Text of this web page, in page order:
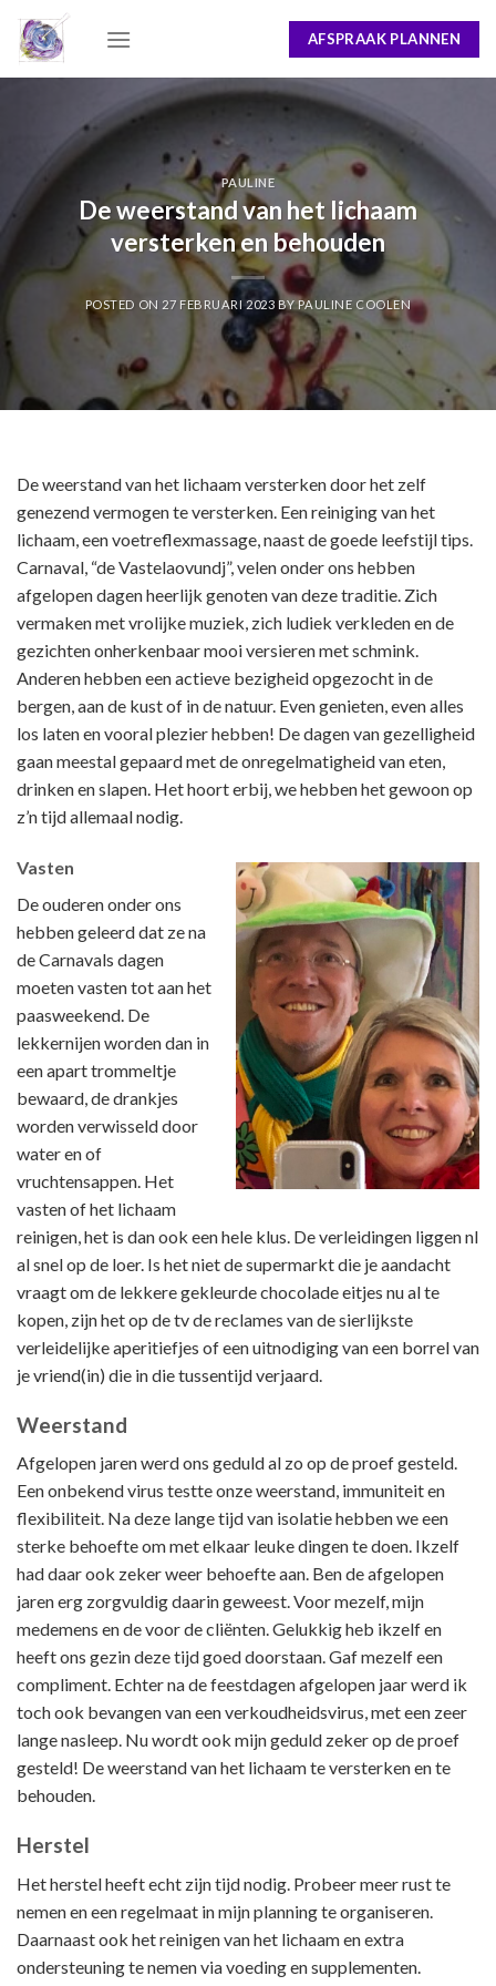
content
AFSPRAAK PLANNEN
PAULINE
De weerstand van het lichaam
versterken en behouden
POSTED ON 27 FEBRUARI 2023 BYPAULINE COOLEN
De weerstand van het lichaam versterken door het zelf
genezend vermogen te versterken. Een reiniging van het
lichaam, een voetreflexmassage, naast de goede leefstijl tips.
Carnaval, “de Vastelaovundj”, velen onder ons hebben
afgelopen dagen heerlijk genoten van deze traditie. Zich
vermaken met vrolijke muziek, zich ludiek verkleden en de
gezichten onherkenbaar mooi versieren met schmink.
Anderen hebben een actieve bezigheid opgezocht in de
bergen, aan de kust of in de natuur. Even genieten, even alles
los laten en vooral plezier hebben! De dagen van gezelligheid
gaan meestal gepaard met de onregelmatigheid van eten,
drinken en slapen. Het hoort erbij, we hebben het gewoon op
z’n tijd allemaal nodig.
Vasten
De ouderen onder ons
hebben geleerd dat ze na
de Carnavals dagen
moeten vasten tot aan het
paasweekend. De
lekkernijen worden dan in
een apart trommeltje
bewaard, de drankjes
worden verwisseld door
water en of
vruchtensappen. Het
vasten of het lichaam
reinigen, het is dan ook een hele klus. De verleidingen liggen nl
al snel op de loer. Is het niet de supermarkt die je aandacht
vraagt om de lekkere gekleurde chocolade eitjes nu al te
kopen, zijn het op de tv de reclames van de sierlijkste
verleidelijke aperitiefjes of een uitnodiging van een borrel van
je vriend(in) die in die tussentijd verjaard.
Weerstand
Afgelopen jaren werd ons geduld al zo op de proef gesteld.
Een onbekend virus testte onze weerstand, immuniteit en
flexibiliteit. Na deze lange tijd van isolatie hebben we een
sterke behoefte om met elkaar leuke dingen te doen. Ikzelf
had daar ook zeker weer behoefte aan. Ben de afgelopen
jaren erg zorgvuldig daarin geweest. Voor mezelf, mijn
medemens en de voor de cliënten. Gelukkig heb ikzelf en
heeft ons gezin deze tijd goed doorstaan. Gaf mezelf een
compliment. Echter na de feestdagen afgelopen jaar werd ik
toch ook bevangen van een verkoudheidsvirus, met een zeer
lange nasleep. Nu wordt ook mijn geduld zeker op de proef
gesteld! De weerstand van het lichaam te versterken en te
behouden.
Herstel
Het herstel heeft echt zijn tijd nodig. Probeer meer rust te
nemen en een regelmaat in mijn planning te organiseren.
Daarnaast ook het reinigen van het lichaam en extra
ondersteuning te nemen via voeding en supplementen.